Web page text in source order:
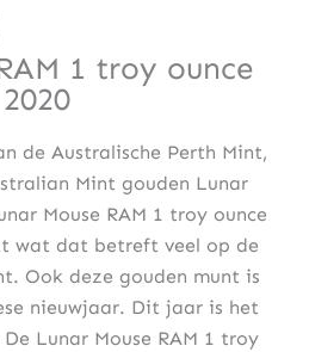
1 troy ounce
de Australische Perth Mint,
Mint gouden Lunar
Mouse RAM 1 troy ounce
wat dat betreft veel op de
Ook deze gouden munt is
nieuwjaar. Dit jaar is het
Lunar Mouse RAM 1 troy